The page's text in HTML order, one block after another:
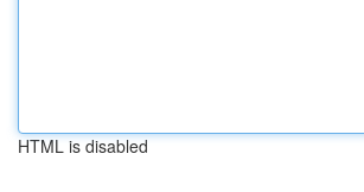
HTML is disabled